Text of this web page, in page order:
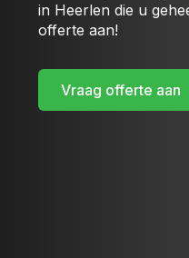
in Heerlen die u
offerte aan!
Vraag offerte aan